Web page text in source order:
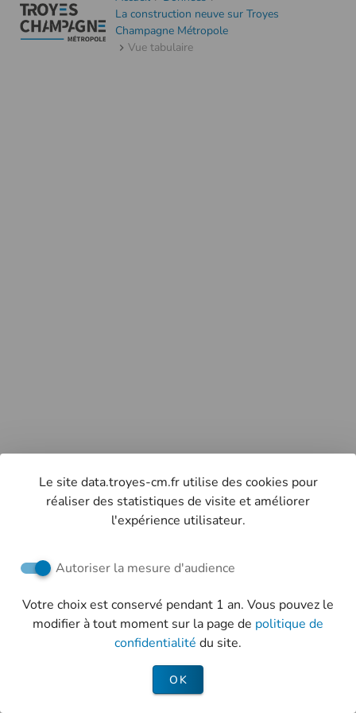
La construction neuve sur Troyes
Champagne Métropole
Vue tabulaire
Le site data.troyes-cm.fr utilise des cookies pour
réaliser des statistiques de visite et améliorer
l'expérience utilisateur.
Autoriser la mesure d'audience
Votre choix est conservé pendant 1 an. Vous pouvez le
modifier à tout moment sur la page de politique de
confidentialité du site.
OK